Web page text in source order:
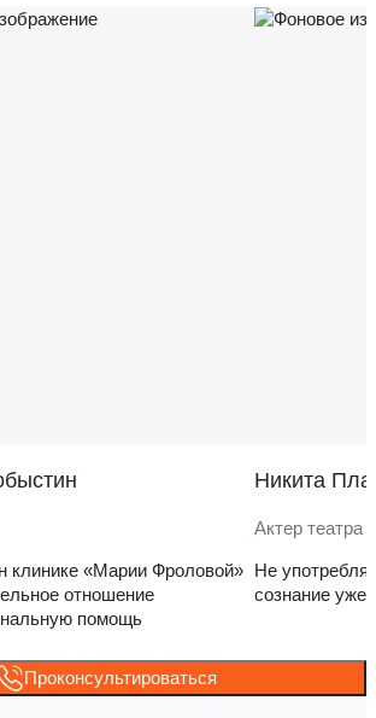
клинике «Марии Фроловой»
отношение
помощь
Никита
Актер театра
Не
сознание уже
Проконсультироваться